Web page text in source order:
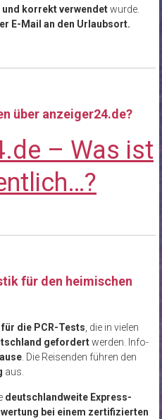
korrekt verwendetwurde.
E-Mail an den Urlaubsort.
über anzeiger24.de?
– Was ist
für den heimischen
die PCR-Tests , die in vielen
gefordertwerden. Info-
. Die Reisenden führen den
aus.
deutschlandweite Express-
bei einem zertifizierten